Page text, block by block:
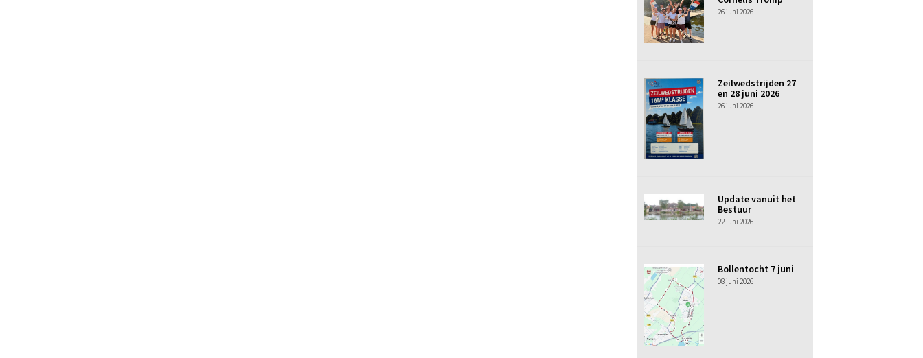
26 juni 2026
Zeilwedstrijden 27
en 28 juni 2026
26 juni 2026
Update vanuit het
Bestuur
22 juni 2026
Bollentocht 7 juni
08 juni 2026